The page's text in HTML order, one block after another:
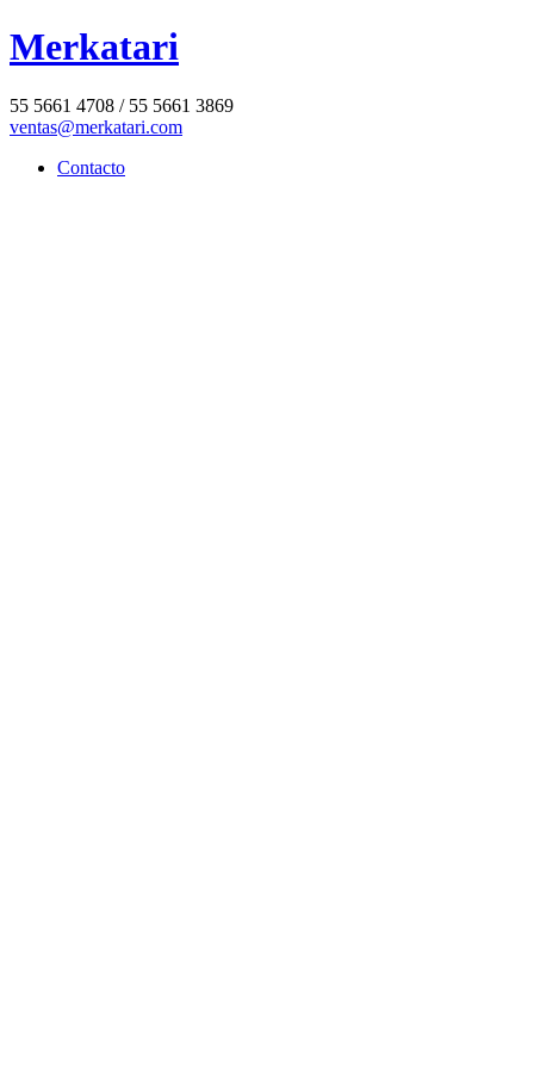
Merkatari
55 5661 4708 / 55 5661 3869
ventas@merkatari.com
Contacto